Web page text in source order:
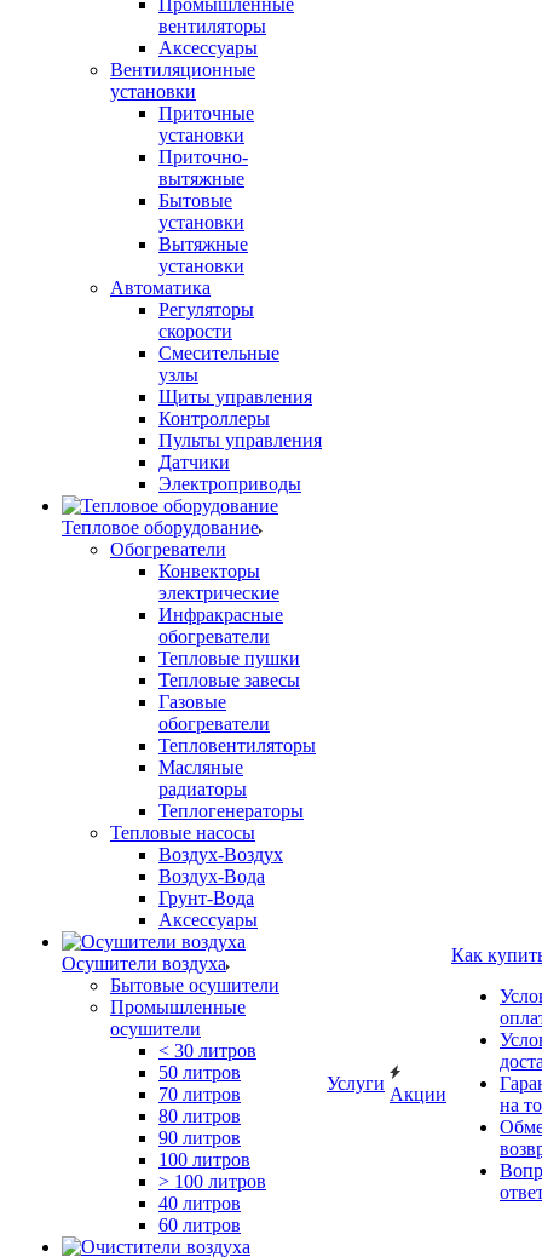
Промышленные
вентиляторы
Аксессуары
Вентиляционные
установки
Приточные
установки
Приточно-
вытяжные
Бытовые
установки
Вытяжные
установки
Автоматика
Регуляторы
скорости
Смесительные
узлы
Щиты управления
Контроллеры
Пульты управления
Датчики
Электроприводы
Тепловое оборудование
Обогреватели
Конвекторы
электрические
Инфракрасные
обогреватели
Тепловые пушки
Тепловые завесы
Газовые
обогреватели
Тепловентиляторы
Масляные
радиаторы
Теплогенераторы
Тепловые насосы
Воздух-Воздух
Воздух-Вода
Грунт-Вода
Аксессуары
Осушители воздуха
Бытовые осушители
Промышленные
осушители
< 30 литров
50 литров
70 литров
80 литров
90 литров
100 литров
> 100 литров
40 литров
60 литров
Услуги
Акции
Как
на